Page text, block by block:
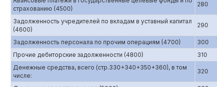
страхованию (4500)
280
Задолженность учредителей по вкладам в уставный капитал
(4600)
290
Задолженность персонала по прочим операциям (4700)
300
Прочие дебиторские задолженности (4800)
310
Денежные средства, всего (стр.330+340+350+360), в том
числе:
320